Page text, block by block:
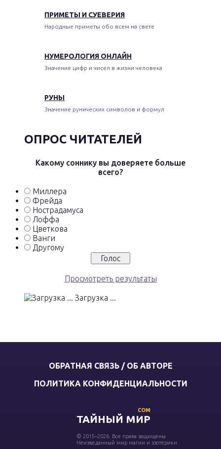
ПРИМЕТЫ И СУЕВЕРИЯ
Народные приметы обо всем на свете
НУМЕРОЛОГИЯ ОНЛАЙН
Значение цифр и чисел в жизни человека
РУНЫ
Значение рунических символов и формул
ОПРОС ЧИТАТЕЛЕЙ
Какому соннику вы доверяете больше
всего?
Миллера
Фрейда
Нострадамуса
Лоффа
Цветкова
Ванги
Другому
Просмотреть результаты
Загрузка ...
ОБРАТНАЯ СВЯЗЬ / ОБ АВТОРЕ
ПОЛИТИКА КОНФИДЕНЦИАЛЬНОСТИ
ТАЙНЫЙ МИР
COM
© 2015–2026. Все права защищены
Неизведанный мир магии и эзотерики